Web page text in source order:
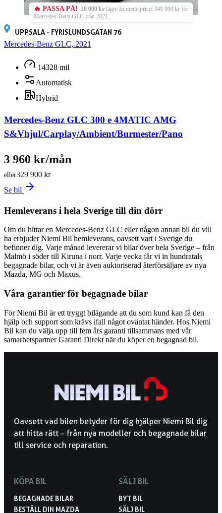
🔥 PASSA PÅ! 20 000 kr lägre än medelpriset 349 900 kr för
Mercedes-Benz GLC från 2021.
UPPSALA - FYRISLUNDSGATAN 76
Mercedes-Benz GLC, 2021
14328 mil
Automatisk
Hybrid
Mercedes-Benz GLC 300 e 4MATIC AMG
S&Vhjul/Carplay/Ambient/Burmester/Pano
329 900 kr
eller
3 960 kr/mån
Se bil
Hemleverans i hela Sverige till din dörr
Om du hittar en Mercedes-Benz GLC eller någon annan bil du vill
ha erbjuder Niemi Bil hemleverans, oavsett vart i Sverige du
befinner dig. Varje månad levererar vi bilar över hela Sverige – från
Malmö i söder till Kiruna i norr. Varje vecka får vi in hundratals
begagnade bilar, och vi är även auktoriserad återförsäljare av nya
Mazda, MG och Maxus.
Våra garantier för begagnade bilar
För Niemi Bil är ett tryggt bilägande att du som kund kan få den
hjälp och support som krävs ifall något oväntat händer. Hos Niemi
Bil kan du välja upp till fem års garanti tillsammans med vår
samarbetspartner Garanti Direkt när du köper en begagnad bil.
Oavsett vad bilen betyder för dig hjälper Niemi Bil dig
att hitta rätt – från nya modeller och begagnade bilar
till service och reparation.
KÖPA BIL
BEGAGNADE BILAR
BESTÄLL DIN MAZDA
SÄLJ BIL
BYT BIL
SÄLJ BIL